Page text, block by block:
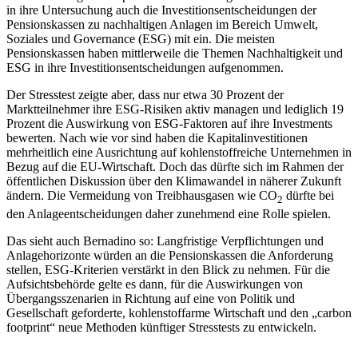
in ihre Untersuchung auch die Investitionsentscheidungen der
Pensionskassen zu nachhaltigen Anlagen im Bereich Umwelt,
Soziales und Governance (ESG) mit ein. Die meisten
Pensionskassen haben mittlerweile die Themen Nachhaltigkeit und
ESG in ihre Investitionsentscheidungen aufgenommen.
Der Stresstest zeigte aber, dass nur etwa 30 Prozent der
Marktteilnehmer ihre ESG-Risiken aktiv managen und lediglich 19
Prozent die Auswirkung von ESG-Faktoren auf ihre Investments
bewerten. Nach wie vor sind haben die Kapitalinvestitionen
mehrheitlich eine Ausrichtung auf kohlenstoffreiche Unternehmen in
Bezug auf die EU-Wirtschaft. Doch das dürfte sich im Rahmen der
öffentlichen Diskussion über den Klimawandel in näherer Zukunft
ändern. Die Vermeidung von Treibhausgasen wie CO2 dürfte bei
den Anlageentscheidungen daher zunehmend eine Rolle spielen.
Das sieht auch Bernadino so: Langfristige Verpflichtungen und
Anlagehorizonte würden an die Pensionskassen die Anforderung
stellen, ESG-Kriterien verstärkt in den Blick zu nehmen. Für die
Aufsichtsbehörde gelte es dann, für die Auswirkungen von
Übergangsszenarien in Richtung auf eine von Politik und
Gesellschaft geforderte, kohlenstoffarme Wirtschaft und den „carbon
footprint“ neue Methoden künftiger Stresstests zu entwickeln.